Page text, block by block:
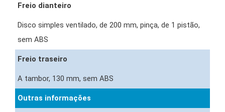
Freio dianteiro
Disco simples ventilado, de 200 mm, pinça, de 1 pistão,
sem ABS
Freio traseiro
A tambor, 130 mm, sem ABS
Outras informações